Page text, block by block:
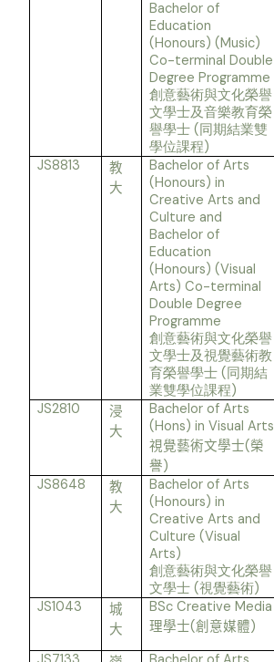
Bachelor of
Education
(Honours) (Music)
Co-terminal Double
Degree Programme
創意藝術與文化榮譽
文學士及音樂教育榮
譽學士( 同期結業雙
學位課程)
JS8813
教
大
Bachelor of Arts
(Honours) in
Creative Arts and
Culture and
Bachelor of
Education
(Honours) (Visual
Arts) Co-terminal
Double Degree
Programme
創意藝術與文化榮譽
文學士及視覺藝術教
育榮譽學士( 同期結
業雙學位課程)
JS2810
浸
大
Bachelor of Arts
(Hons) in Visual Arts
視覺藝術文學士(榮
譽)
JS8648
教
大
Bachelor of Arts
(Honours) in
Creative Arts and
Culture (Visual
Arts)
創意藝術與文化榮譽
文學士(視覺藝術)
JS1043
城
大
BSc Creative Media
理學士(創意媒體)